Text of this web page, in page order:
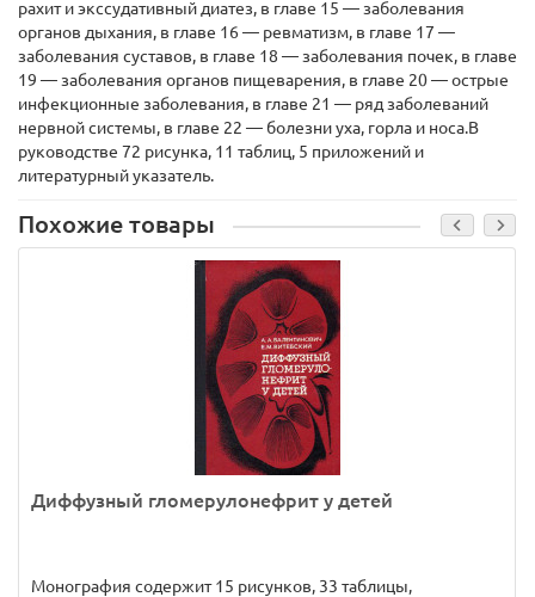
рахит и экссудативный диатез, в главе 15 — заболевания
органов дыхания, в главе 16 — ревматизм, в главе 17 —
заболевания суставов, в главе 18 — заболевания почек, в главе
19 — заболевания органов пищеварения, в главе 20 — острые
инфекционные заболевания, в главе 21 — ряд заболеваний
нервной системы, в главе 22 — болезни уха, горла и носа.В
руководстве 72 рисунка, 11 таблиц, 5 приложений и
литературный указатель.
Похожие товары
Диффузный гломерулонефрит у детей
Монография содержит 15 рисунков, 33 таблицы,